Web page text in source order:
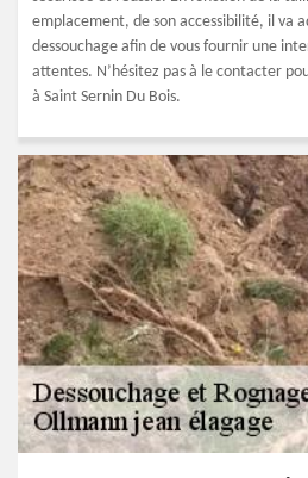
emplacement, de son accessibilité, il va
dessouchage afin de vous fournir une
attentes. N’hésitez pas à le contacter
à Saint Sernin Du Bois.